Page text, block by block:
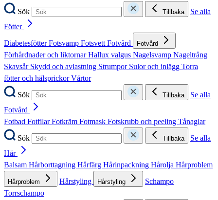
Sök
Tillbaka
Se alla
Fötter
DiabetesfötterFotsvamp FotsvettFotvård Fotvård
Förhårdnader och liktornarHallux valgus Nagelsvamp Nageltrång
Skavsår Skydd och avlastning Strumpor Sulor och inlägg Torra
fötter och hälsprickorVårtor
Sök
Tillbaka
Se alla
Fotvård
Fotbad FotfilarFotkräm Fotmask Fotskrubb och peeling Tånaglar
Sök
Tillbaka
Se alla
Hår
Balsam Hårborttagning Hårfärg Hårinpackning Hårolja Hårproblem
Hårproblem Hårstyling Hårstyling
Schampo
Torrschampo